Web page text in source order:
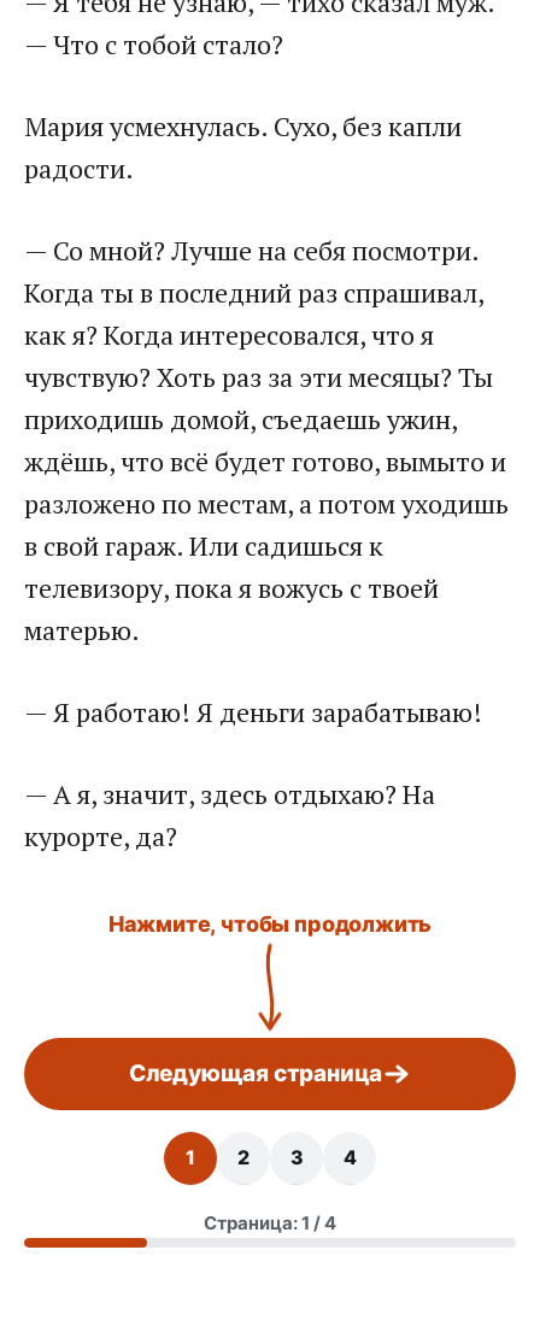
— Что с тобой стало?
Мария усмехнулась. Сухо, без капли
радости.
— Со мной? Лучше на себя посмотри.
Когда ты в последний раз спрашивал,
как я? Когда интересовался, что я
чувствую? Хоть раз за эти месяцы? Ты
приходишь домой, съедаешь ужин,
ждёшь, что всё будет готово, вымыто и
разложено по местам, а потом уходишь
в свой гараж. Или садишься к
телевизору, пока я вожусь с твоей
матерью.
— Я работаю! Я деньги зарабатываю!
— А я, значит, здесь отдыхаю? На
курорте, да?
Нажмите, чтобы продолжить
Следующая страница
1 2 3 4
Страница: 1 / 4